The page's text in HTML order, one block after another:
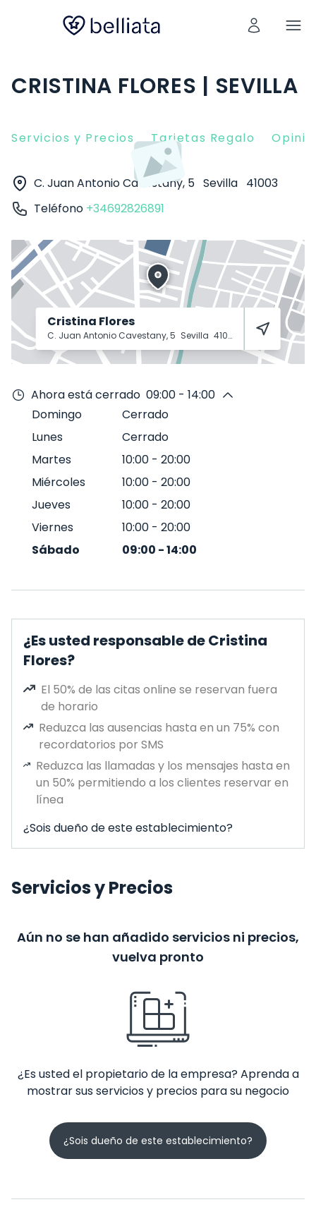
CRISTINA FLORES | SEVILLA
Servicios y Precios Tarjetas Regalo
C. Juan Antonio Cavestany, 5 Sevilla 41003
Teléfono +34692826891
Cristina Flores
C. Juan Antonio Cavestany, 5 Sevilla 41003
Ahora está cerrado 09:00 - 14:00
Domingo
Cerrado
Lunes
Cerrado
Martes
10:00 - 20:00
Miércoles
10:00 - 20:00
Jueves
10:00 - 20:00
Viernes
10:00 - 20:00
Sábado
09:00 -14:00
¿Es usted responsable de Cristina
Flores?
El 50% de las citas online se reservan fuera
de horario
Reduzca las ausencias hasta en un 75% con
recordatorios por SMS
Reduzca las llamadas y los mensajes hasta en
un 50% permitiendo a los clientes reservar en
línea
¿Sois dueño de este establecimiento?
Servicios y Precios
Aún no se han añadido servicios ni precios,
vuelva pronto
¿Es usted el propietario de la empresa? Aprenda a
mostrar sus servicios y precios para su negocio
¿Sois dueño de este establecimiento?